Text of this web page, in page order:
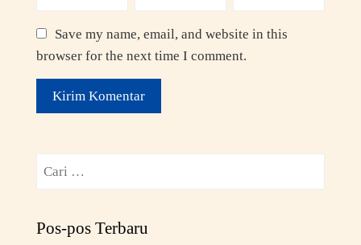
Save my name, email, and website in this
browser for the next time I comment.
Pos-pos Terbaru